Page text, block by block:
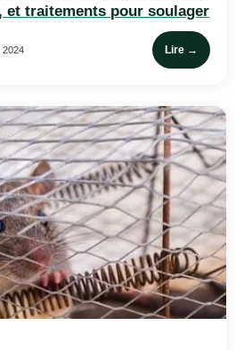
et traitements pour soulager
2024 Lire →